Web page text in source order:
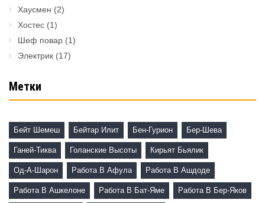
Хаусмен (2)
Хостес (1)
Шеф повар (1)
Электрик (17)
Метки
Бейт Шемеш Бейтар Илит Бен-Гурион Бер-Шева
Ганей-Тиква Голанские Высоты Кирьят Бьялик
Од-А-Шарон Работа В Афула Работа В Ашдоде
Работа В Ашкелоне Работа В Бат-Яме Работа В Бер-Яков